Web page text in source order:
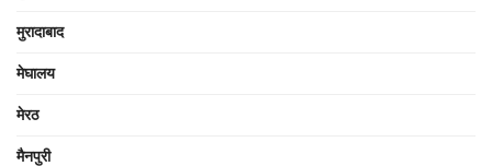
मुरादाबाद
मेघालय
मेरठ
मैनपुरी